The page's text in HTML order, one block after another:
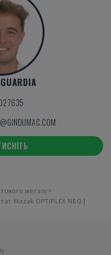
металу
Mazak OPTIPLEX NEO |